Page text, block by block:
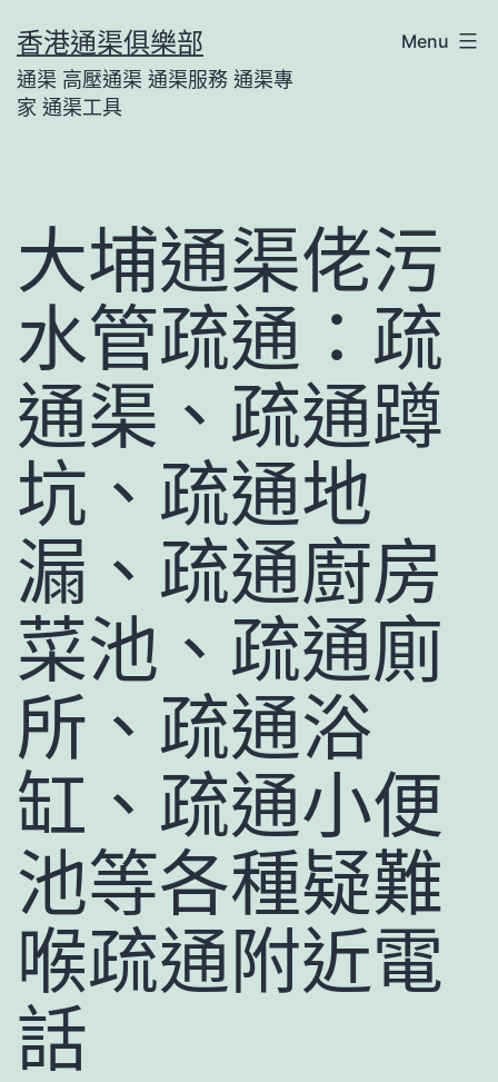
to
content
香港通渠俱樂部
通渠 高壓通渠 通渠服務 通渠專
家 通渠工具
Menu
大埔通渠佬污
水管疏通：疏
通渠、疏通蹲
坑、疏通地
漏、疏通廚房
菜池、疏通廁
所、疏通浴
缸、疏通小便
池等各種疑難
喉疏通附近電
話